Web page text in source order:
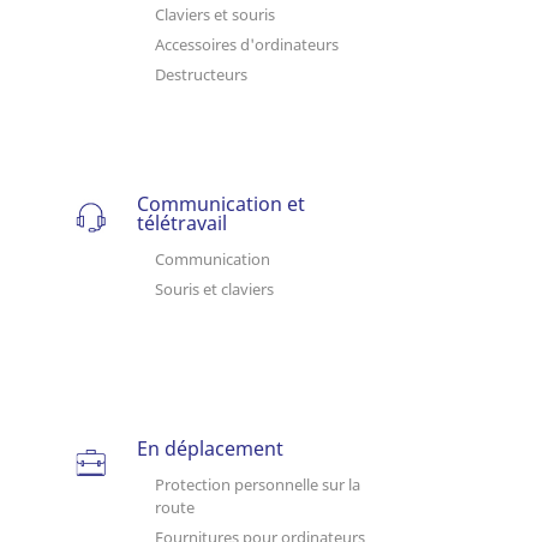
Claviers et souris
Accessoires d'ordinateurs
Destructeurs
Communication et
télétravail
Communication
Souris et claviers
En déplacement
Protection personnelle sur la
route
Fournitures pour ordinateurs